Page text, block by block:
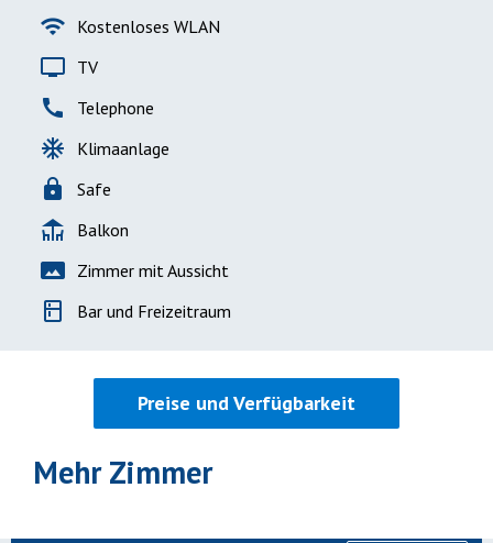
wifi Kostenloses WLAN
tv TV
call Telephone
ac_unit Klimaanlage
lock Safe
deck Balkon
panorama Zimmer mit Aussicht
kitchen Bar und Freizeitraum
Preise und Verfügbarkeit
Mehr Zimmer